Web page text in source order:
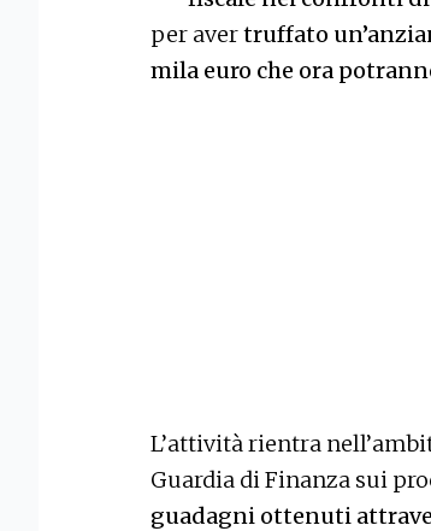
per avertruffato
mila euro che ora
L’attività rientra
Guardia di Finanza sui
guadagni ottenuti